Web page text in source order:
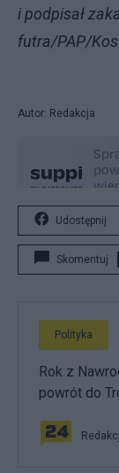
i podpisał
futra/PAP/
Autor: Redakcja
Udostępnij
Skomentuj
Polityka
Rok z
powrót do